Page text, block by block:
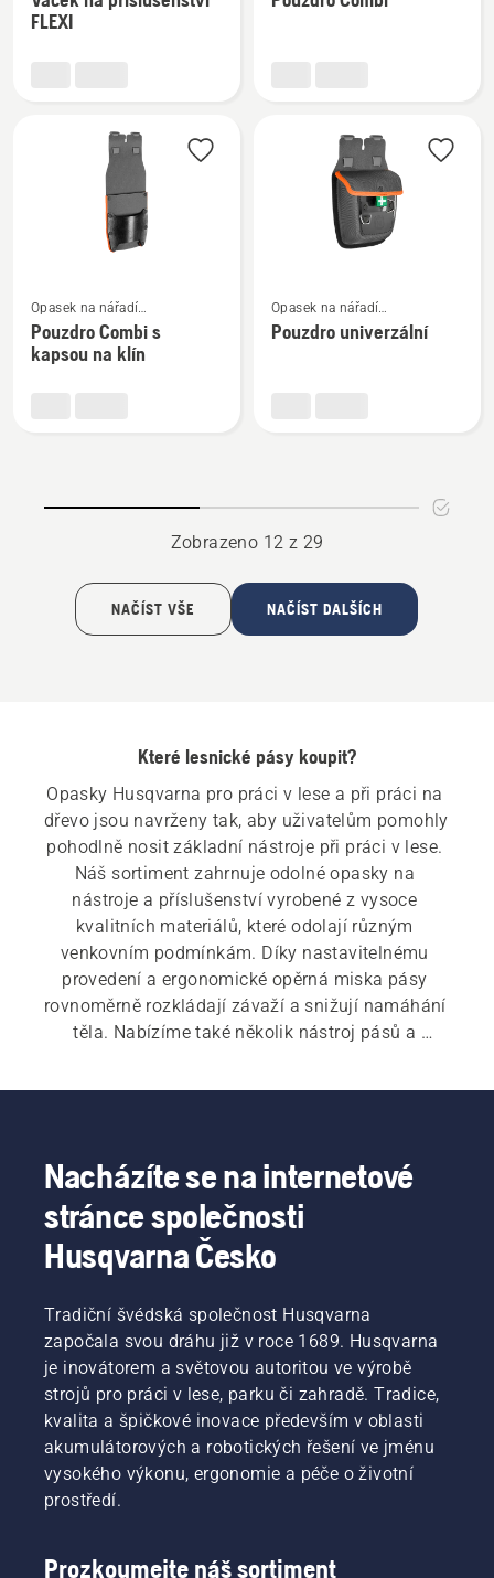
informací
FLEXI
informací
více
informací
Opasek na nářadí
a příslušenství
Pouzdro Combi s
kapsou na klín
více
informací
Opasek na nářadí
a příslušenství
Pouzdro univerzální
Zobrazeno 12 z 29
NAČÍST VŠE NAČÍST DALŠÍCH
Které lesnické pásy koupit?
Opasky Husqvarna pro práci v lese a při práci na
dřevo jsou navrženy tak, aby uživatelům pomohly
pohodlně nosit základní nástroje při práci v lese.
Náš sortiment zahrnuje odolné opasky na
nástroje a příslušenství vyrobené z vysoce
kvalitních materiálů, které odolají různým
venkovním podmínkám. Díky nastavitelnému
provedení a ergonomické opěrná miska pásy
rovnoměrně rozkládají závaží a snižují namáhání
těla. Nabízíme také několik nástroj pásů a
Nacházíte se na internetové
stránce společnosti
Husqvarna Česko
Tradiční švédská společnost Husqvarna
započala svou dráhu již v roce 1689. Husqvarna
je inovátorem a světovou autoritou ve výrobě
strojů pro práci v lese, parku či zahradě. Tradice,
kvalita a špičkové inovace především v oblasti
akumulátorových a robotických řešení ve jménu
vysokého výkonu, ergonomie a péče o životní
prostředí.
Prozkoumejte náš sortiment